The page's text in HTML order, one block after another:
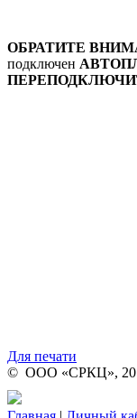
ОБРАТИТЕ
подключен
Для печати
© ООО